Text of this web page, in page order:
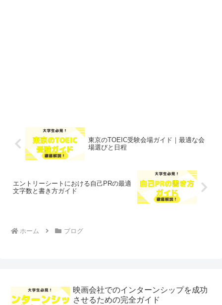
東京のTOEIC受験会場ガイド｜最適な会
場選びと日程
エントリーシートにおける自己PRの最適
文字数と書き方ガイド
ホーム ブログ
映画会社でのインターンシップを成功
させるための完全ガイド